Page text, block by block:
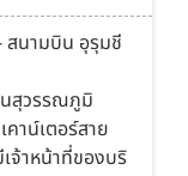
นามบิน อุรุมชี
สุวรรณภูมิ
คาน์เตอร์สาย
จ้าหน้าที่ของบริ